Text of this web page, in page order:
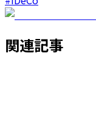
関連記事